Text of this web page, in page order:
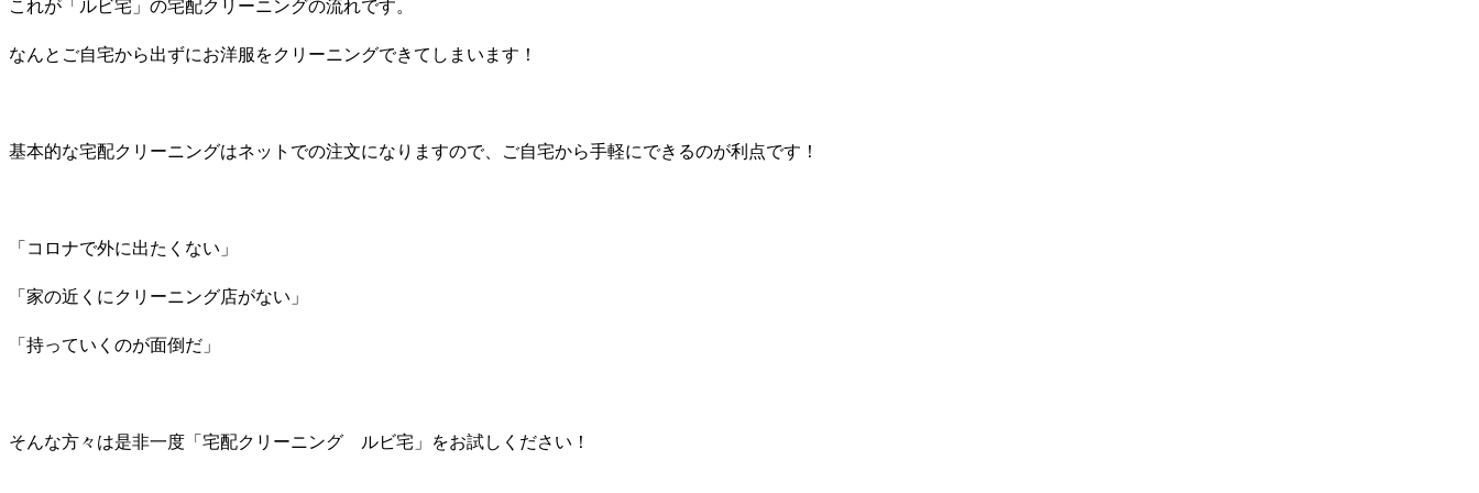
これが「ルビ宅」の宅配クリーニングの流れです。
なんとご自宅から出ずにお洋服をクリーニングできてしまいます！
基本的な宅配クリーニングはネットでの注文になりますので、ご自宅から手軽にできるのが利点です！
「コロナで外に出たくない」
「家の近くにクリーニング店がない」
「持っていくのが面倒だ」
そんな方々は是非一度「宅配クリーニング ルビ宅」をお試しください！